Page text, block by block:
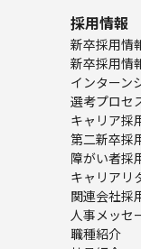
採用情報
新卒採用情
新卒採用情
インターン
選考プロセ
キャリア採
第二新卒採
障がい者採
キャリアリ
関連会社採
人事メッセ
職種紹介